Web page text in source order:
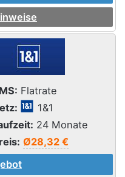
Flatrate
1&1
24 Monate
Ø28,32 €